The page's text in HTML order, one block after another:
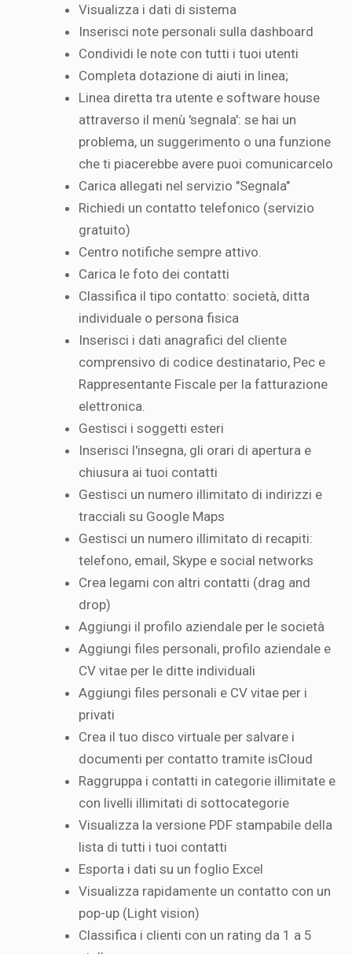
Visualizza i dati di sistema
Inserisci note personali sulla dashboard
Condividi le note con tutti i tuoi utenti
Completa dotazione di aiuti in linea;
Linea diretta tra utente e software house
attraverso il menù 'segnala': se hai un
problema, un suggerimento o una funzione
che ti piacerebbe avere puoi comunicarcelo
Carica allegati nel servizio "Segnala"
Richiedi un contatto telefonico (servizio
gratuito)
Centro notifiche sempre attivo.
Carica le foto dei contatti
Classifica il tipo contatto: società, ditta
individuale o persona fisica
Inserisci i dati anagrafici del cliente
comprensivo di codice destinatario, Pec e
Rappresentante Fiscale per la fatturazione
elettronica.
Gestisci i soggetti esteri
Inserisci l'insegna, gli orari di apertura e
chiusura ai tuoi contatti
Gestisci un numero illimitato di indirizzi e
tracciali su Google Maps
Gestisci un numero illimitato di recapiti:
telefono, email, Skype e social networks
Crea legami con altri contatti (drag and
drop)
Aggiungi il profilo aziendale per le società
Aggiungi files personali, profilo aziendale e
CV vitae per le ditte individuali
Aggiungi files personali e CV vitae per i
privati
Crea il tuo disco virtuale per salvare i
documenti per contatto tramite isCloud
Raggruppa i contatti in categorie illimitate e
con livelli illimitati di sottocategorie
Visualizza la versione PDF stampabile della
lista di tutti i tuoi contatti
Esporta i dati su un foglio Excel
Visualizza rapidamente un contatto con un
pop-up (Light vision)
Classifica i clienti con un rating da 1 a 5